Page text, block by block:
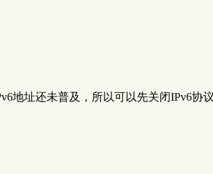
地址还未普及，所以可以先关闭IPv6协